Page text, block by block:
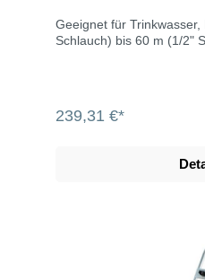
Geeignet für
Schlauch) bis 60 m (1/2"
239,31 €*